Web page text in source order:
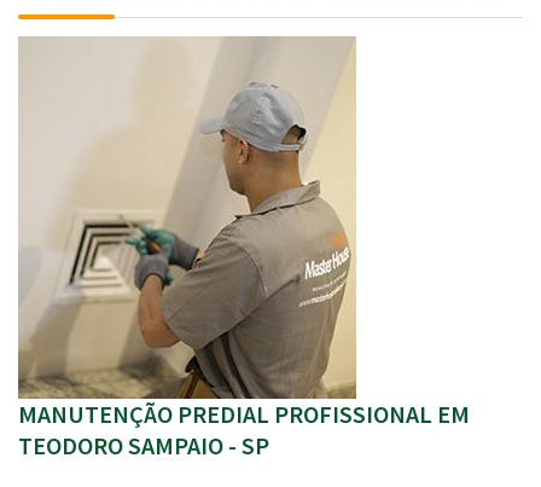
MANUTENÇÃO PREDIAL PROFISSIONAL EM
TEODORO SAMPAIO - SP